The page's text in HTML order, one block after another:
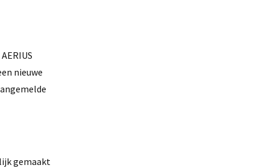
nieuwe
gemaakt